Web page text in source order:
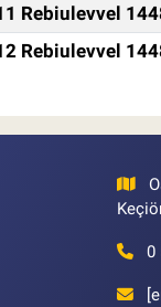
Rebiulevvel
Rebiulevvel
0